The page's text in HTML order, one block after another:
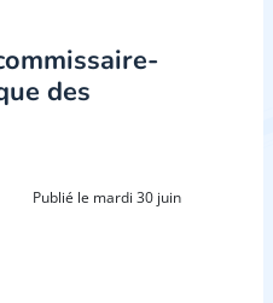
des
Publié le mardi 30 juin